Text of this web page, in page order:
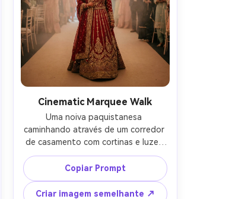
Cinematic Marquee Walk
Uma noiva paquistanesa
caminhando através de um corredor
de casamento com cortinas e luzes
de fadas, convidados embaçados
como bokeh, lehenga vermelho
profundo com trabalho de ouro,
expressão confiante composta,
Copiar Prompt
Criar imagem semelhante ↗